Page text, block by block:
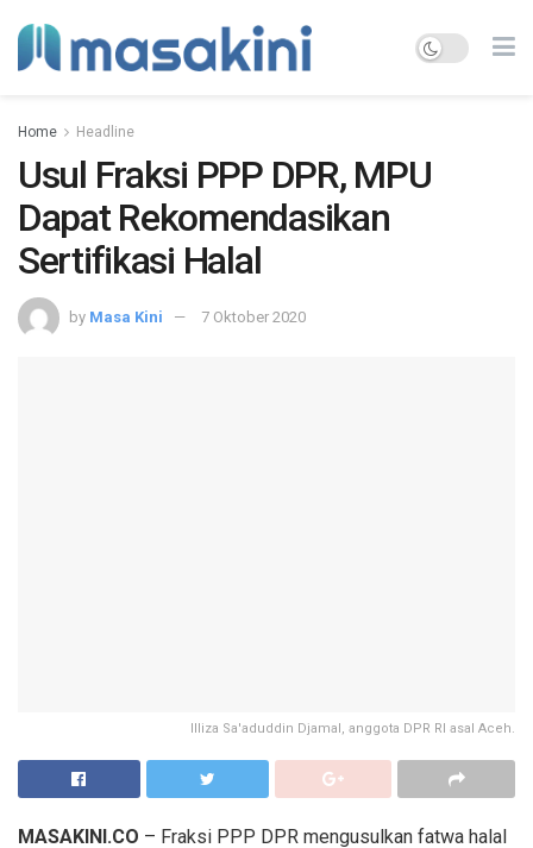
Home Headline
Usul Fraksi PPP DPR, MPU
Dapat Rekomendasikan
Sertifikasi Halal
by Masa Kini 7 Oktober 2020
Illiza Sa'aduddin Djamal, anggota DPR RI asal Aceh.
MASAKINI.CO – Fraksi PPP DPR mengusulkan fatwa halal